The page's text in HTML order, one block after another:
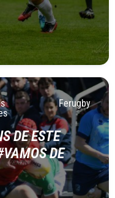
Ferugby
DE ESTE
DE